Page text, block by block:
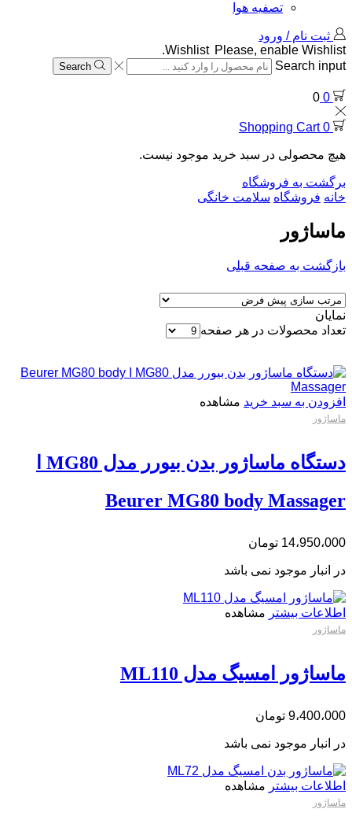
تصفیه هوا
ثبت نام / ورود
Wishlist Please, enable Wishlist.
Search input
Search
0
0
0
Shopping Cart
هیچ محصولی در سبد خرید موجود نیست.
برگشت به فروشگاه
خانه فروشگاه سلامت خانگی
ماساژور
بازگشت به صفحه قبلی
نمایان
تعداد محصولات در هر صفحه
افزودن به سبد خرید مشاهده
ماساژور
Beurer MG80 body Massager
14،950،000 تومان
در انبار موجود نمی باشد
اطلاعات بیشتر مشاهده
ماساژور
ماساژور امسیگ مدل ML110
9،400،000 تومان
در انبار موجود نمی باشد
اطلاعات بیشتر مشاهده
ماساژور